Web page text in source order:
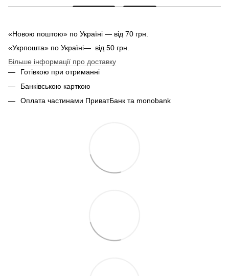
«Новою поштою» по Україні — від 70 грн.
«Укрпошта» по Україні— від 50 грн.
Більше інформації про доставку
Готівкою при отриманні
Банківською карткою
Оплата частинами ПриватБанк та monobank